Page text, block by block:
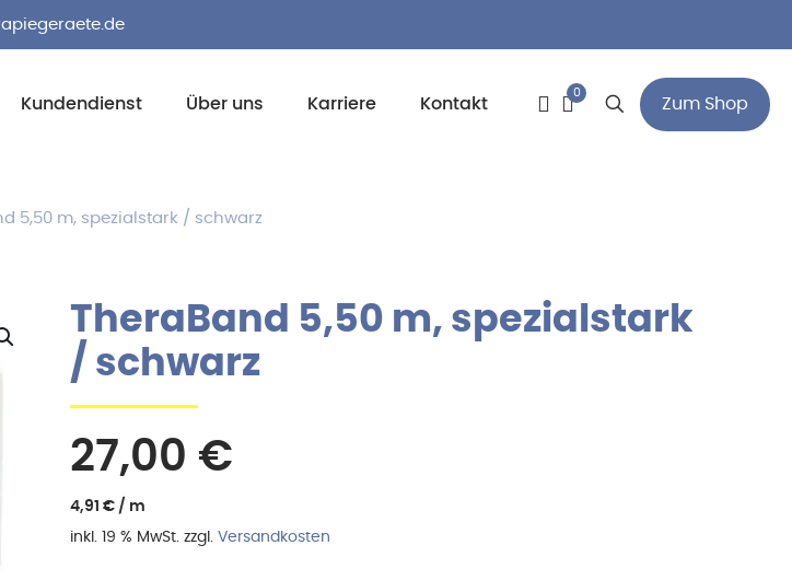
Kundendienst Über uns Karriere Kontakt
0
Zum Shop
5,50 m, spezialstark / schwarz
TheraBand 5,50 m, spezialstark
/ schwarz
27,00 €
4,91 € / m
inkl. 19 % MwSt. zzgl. Versandkosten